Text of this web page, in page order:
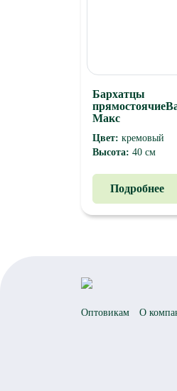
Бархатцы
Макс
Цвет: кремовый
Высота: 40 см
боковых цветков,
Подробнее
Оптовикам О